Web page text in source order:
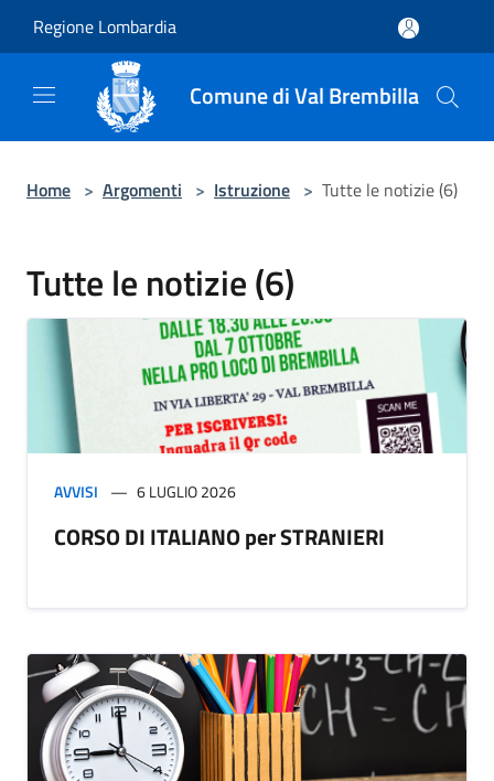
Regione Lombardia
Comune di Val Brembilla
Home > Argomenti > Istruzione > Tutte le notizie (6)
Tutte le notizie (6)
AVVISI 6 LUGLIO 2026
CORSO DI ITALIANO per STRANIERI